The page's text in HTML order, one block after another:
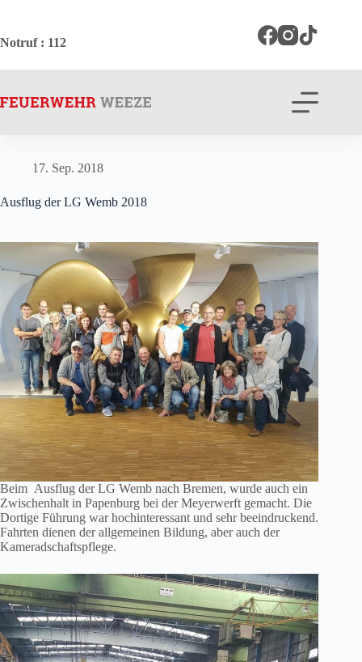
springen
Notruf: 112
17. Sep. 2018
Ausflug der LG Wemb 2018
Beim Ausflug der LG Wemb nach Bremen, wurde auch ein
Zwischenhalt in Papenburg bei der Meyerwerft gemacht. Die
Dortige Führung war hochinteressant und sehr beeindruckend.
Fahrten dienen der allgemeinen Bildung, aber auch der
Kameradschaftspflege.